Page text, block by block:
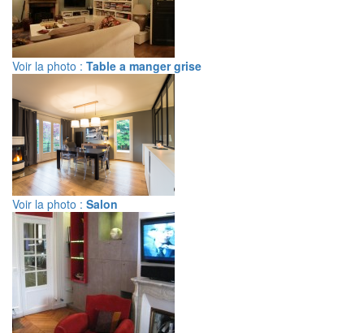
Voir la photo : Table a manger grise
Voir la photo : Salon